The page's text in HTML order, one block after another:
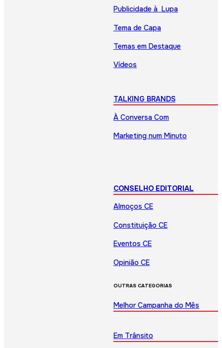
Publicidade à Lupa
Tema de Capa
Temas em Destaque
Vídeos
TALKING BRANDS
À Conversa Com
Marketing num Minuto
CONSELHO EDITORIAL
Almoços CE
Constituição CE
Eventos CE
Opinião CE
OUTRAS CATEGORIAS
Melhor Campanha do Mês
Em Trânsito